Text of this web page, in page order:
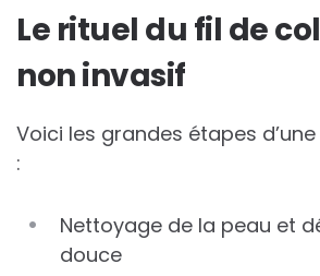
Le rituel du fil de
non invasif
Voici les grandes étapes
:
Nettoyage de la peau et
douce